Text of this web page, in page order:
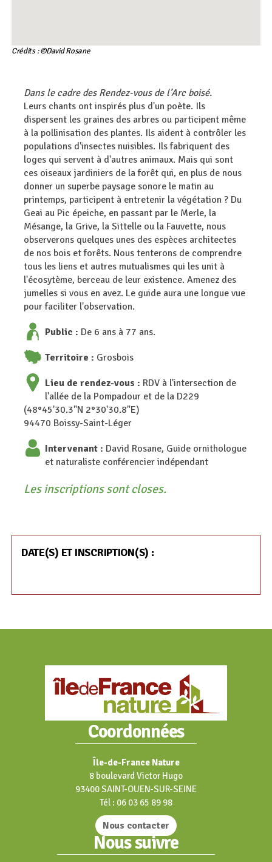
Crédits : ©David Rosane
Dans le cadre des Rendez-vous de l’Arc boisé.
Leurs chants ont inspirés plus d'un poète. Ils
dispersent les graines des arbres ou participent même
à la pollinisation des plantes. Ils aident à contrôler les
populations d'insectes nuisibles. Ils fabriquent des
loges qui servent à d'autres animaux. Mais qui sont
ces oiseaux jardiniers de la forêt qui, en plus de nous
donner un superbe paysage sonore le matin au
printemps, participent à entretenir la végétation ? Du
Geai au Pic épeiche, en passant par le Merle, la
Mésange, la Grive, la Sittelle ou la Fauvette, nous
observerons quelques unes des espèces architectes
de nos bois et forêts. Nous tenterons de comprendre
tous les liens et autres mutualismes qui les unit à
l'écosytème, berceau de leur existence. Amenez des
jumelles si vous en avez. Le guide aura une longue vue
pour faciliter l'observation.
Public : De 6 ans à 77 ans.
Territoire : Grosbois
Lieu de rendez-vous : RDV à l'intersection de
l'allée de la Pompadour et de la D229
(48°45'30.3"N 2°30'30.8"E)
94470 Boissy-Saint-Léger
Intervenant : David Rosane, Guide ornithologue
et naturaliste conférencier indépendant
Les inscriptions sont closes.
DATE(S) ET INSCRIPTION(S) :
Coordonnées
Île-de-France Nature
8 boulevard Victor Hugo
93400 SAINT-OUEN-SUR-SEINE
Tél : 06 03 65 89 98
Nous contacter
Nous suivre